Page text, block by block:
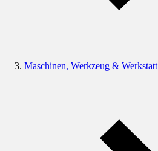
Maschinen, Werkzeug & Werkstatt